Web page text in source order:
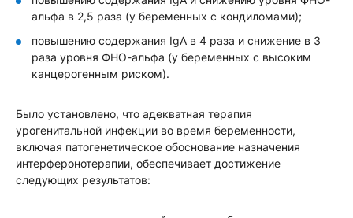
альфа в 2,5 раза (у беременных с кондиломами);
повышению содержания IgA в 4 раза и снижение в 3
раза уровня ФНО-альфа (у беременных с высоким
канцерогенным риском).
Было установлено, что адекватная терапия
урогенитальной инфекции во время беременности,
включая патогенетическое обоснование назначения
интерферонотерапии, обеспечивает достижение
следующих результатов: